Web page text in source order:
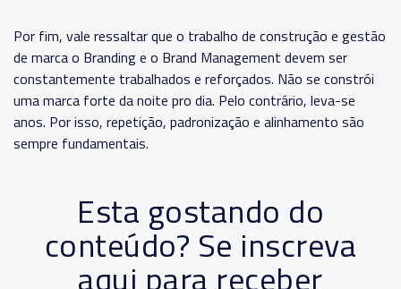
Por fim, vale ressaltar que o trabalho de construção e gestão
de marca o Branding e o Brand Management devem ser
constantemente trabalhados e reforçados. Não se constrói
uma marca forte da noite pro dia. Pelo contrário, leva-se
anos. Por isso, repetição, padronização e alinhamento são
sempre fundamentais.
Esta gostando do
conteúdo? Se inscreva
aqui para receber